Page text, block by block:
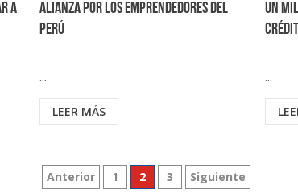
a
alianza por los emprendedores del
Perú
...
LEER MÁS
un
...
Paginación
Anterior 1 2 3 Siguiente